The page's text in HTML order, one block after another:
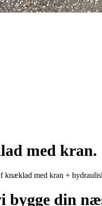
med kran.
knæklad med kran +
bygge din